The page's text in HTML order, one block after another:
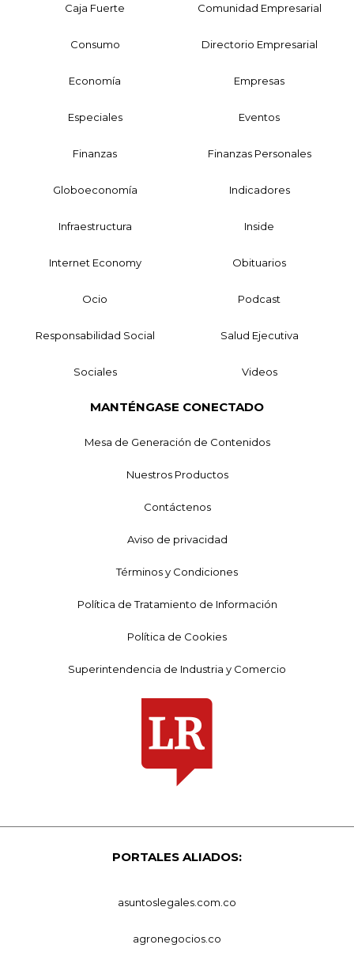
Caja Fuerte Comunidad Empresarial
Consumo Directorio Empresarial
Economía Empresas
Especiales Eventos
Finanzas Finanzas Personales
Globoeconomía Indicadores
Infraestructura Inside
Internet Economy Obituarios
Ocio Podcast
Responsabilidad Social Salud Ejecutiva
Sociales Videos
MANTÉNGASE CONECTADO
Mesa de Generación de Contenidos
Nuestros Productos
Contáctenos
Aviso de privacidad
Términos y Condiciones
Política de Tratamiento de Información
Política de Cookies
Superintendencia de Industria y Comercio
PORTALES ALIADOS:
asuntoslegales.com.co
agronegocios.co